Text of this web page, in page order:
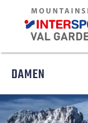
DAMEN